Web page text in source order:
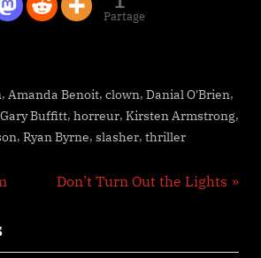
Partage
, Amanda Benoit,clown,Danial O'Brien,
Gary Buffitt, horreur, Kirsten Armstrong,
, Ryan Byrne, slasher, thriller
N
t
Don’t Turn Out the Lights